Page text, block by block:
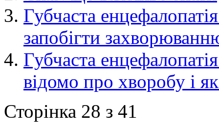
Губчаста
запобігти
Губчаста
відомо про хворобу і як
Сторінка 28 з 41